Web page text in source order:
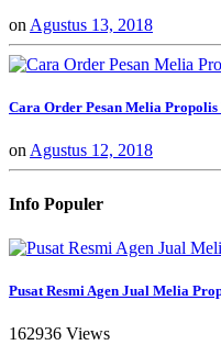
on Agustus 13, 2018
Cara Order Pesan Melia
on Agustus 12, 2018
Info Populer
Pusat Resmi Agen Jual Melia
162936 Views